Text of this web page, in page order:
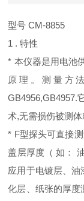
型号 CM-8855
1 . 特性
* 本仪器是用电池
原理。测量方
GB4956,GB4957.
术,无需损伤被测
* F型探头可直接
盖层厚度（ 如：
应用于电镀层、油
化层、纸张的厚度